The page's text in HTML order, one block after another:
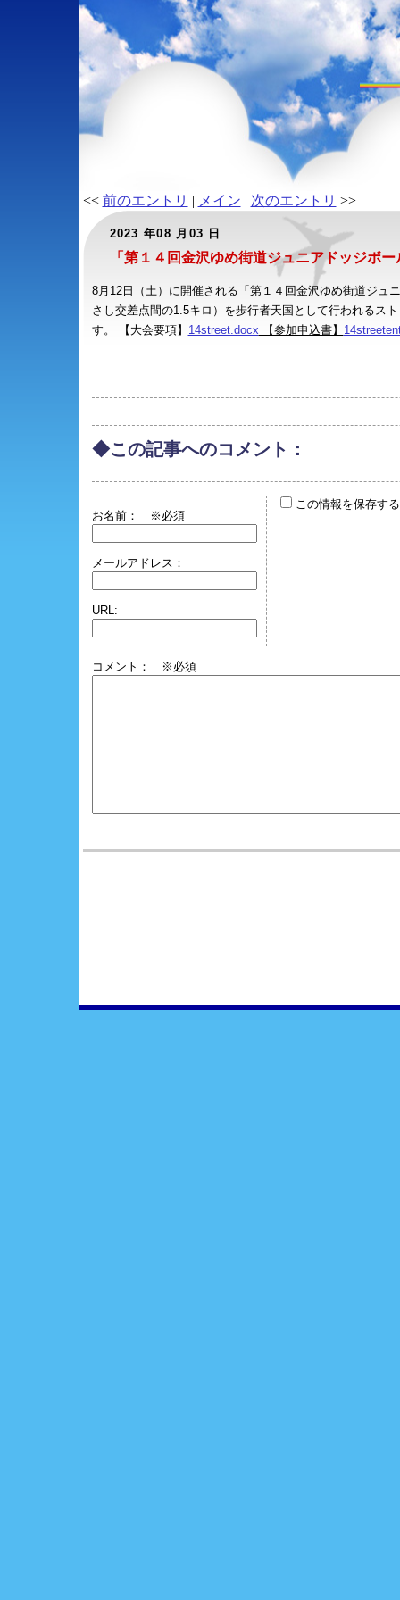
<< 前のエントリ | メイン | 次のエントリ >>
2023 年08 月03 日
「第１４回金沢ゆめ街道ジュニアドッジボ
8月12日（土）に開催される「第１４回金沢ゆめ街道ジュ
さし交差点間の1.5キロ）を歩行者天国として行われるス
す。 【大会要項】 14street.docx 【参加申込書】
◆この記事へのコメント：
お名前： ※必須
メールアドレス：
URL:
この情報を保存する
コメント： ※必須